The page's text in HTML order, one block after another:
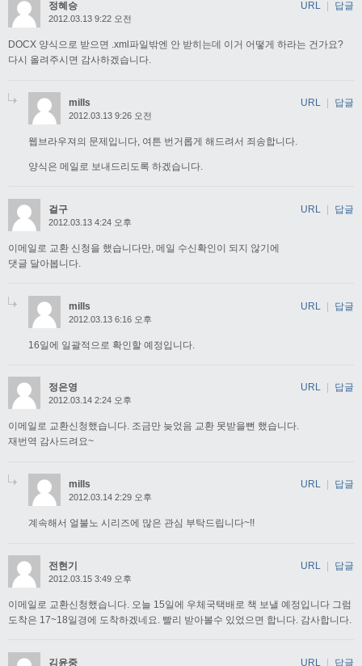
정혜승
2012.03.13 9:22 오전
DOCX 양식으로 받으면 .xml파일밖엔 안 받히는데 이거 어떻게 하라는 건가요?
다시 올려주시면 감사하겠습니다.
URL 답글
mills
2012.03.13 9:26 오전
웹브라우져의 문제입니다, 여튼 번거롭게 해드려서 죄송합니다.
양식은 메일로 보내드리도록 하겠습니다.
URL 답글
걸구
2012.03.13 4:24 오후
이메일로 교환 신청을 했습니다만, 메일 수신확인이 되지 않기에
댓글 달아봅니다.
URL | 답글
mills
2012.03.13 6:16 오후
16일에 일괄적으로 확인할 예정입니다.
URL | 답글
정은영
2012.03.14 2:24 오후
이메일로 교환신청했습니다. 조금만 늦었음 교환 못받을뻔 했습니다.
재번역 감사드려요~
URL 답글
mills
2012.03.14 2:29 오후
계속해서 얼불노 시리즈에 많은 관심 부탁드립니다~!!
URL 답글
전현기
2012.03.15 3:49 오후
이메일로 교환신청했습니다. 오늘 15일에 우체국택배로 책 보낼 예정입니다 그럼
도착은 17~18일경에 도착하겠네요. 빨리 받아볼수 있었으면 합니다. 감사합니다.
URL 답글
김윤중 URL | 답글